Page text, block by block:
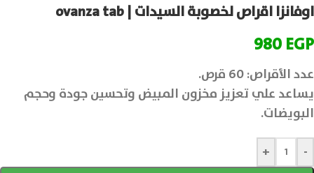
اوفانزا اقراص لخصوبة السيدات | ovanza tab
980EGP
عدد الأقراص: 60 قرص.
يساعد علي تعزيز مخزون المبيض وتحسين جودة وحجم
البويضات.
-
+